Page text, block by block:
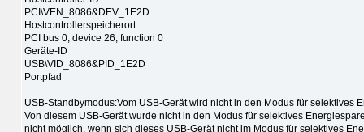
PCI\VEN_8086&DEV_1E2D
Hostcontrollerspeicherort
PCI bus 0, device 26, function 0
Geräte-ID
USB\VID_8086&PID_1E2D
Portpfad
USB-Standbymodus:Vom USB-Gerät wird nicht in den Modus für selektives
Von diesem USB-Gerät wurde nicht in den Modus für selektives
nicht möglich, wenn sich dieses USB-Gerät nicht im Modus für selektives